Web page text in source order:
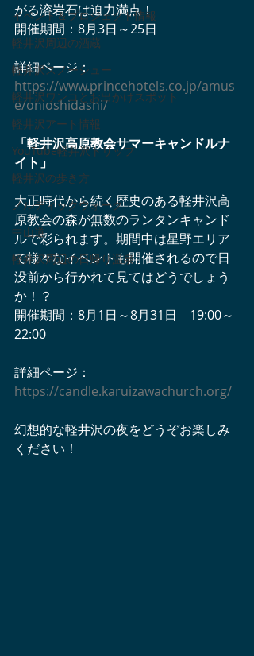
イベント＆プロジェクト情報
軽井沢周辺の酒蔵
軽井沢スノーシュー
軽井沢ワンコとお出かけスポット
軽井沢アート情報
YouTube軽井沢トリップ
軽井沢の歩き方
ノルディックウォーク
中山道
軽井沢周辺の日帰り温泉
がる溶岩石は迫力満点！
開催期間：8月3日～25日
詳細ページ：
https://www.princehotels.co.jp/amus
e/onioshidashi/
「軽井沢高原教会サマーキャンドルナ
イト」
大正時代から続く歴史のある軽井沢高
原教会の森が無数のランタンキャンド
ルで彩られます。期間中は星野エリア
で様々なイベントも開催されるので日
没前から行かれて見てはどうでしょう
か！？
開催期間：8月1日～8月31日　19:00～
22:00
詳細ページ：
https://candle.karuizawachurch.org/
幻想的な軽井沢の夜をどうぞお楽しみ
ください！